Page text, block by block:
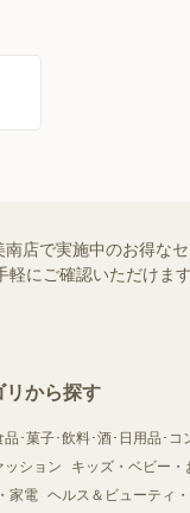
店で実施中のお得な
にご確認いただけま
リから探す
品･菓子･飲料･酒･日用品･コ
ッション
キッズ・ベビー・
家電 ヘルス＆ビューティ